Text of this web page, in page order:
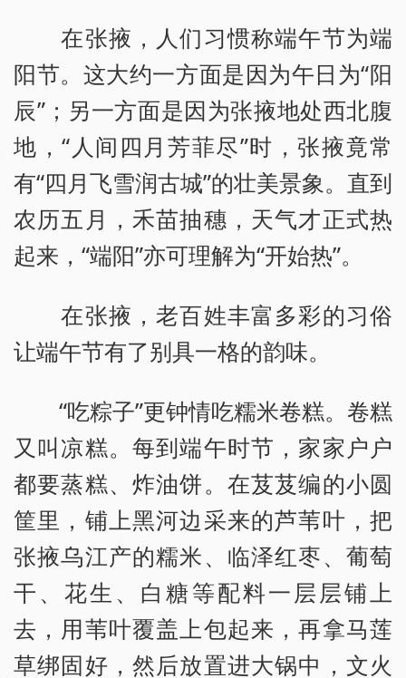
在张掖，人们习惯称端午节为端
阳节。这大约一方面是因为午日为“阳
辰”；另一方面是因为张掖地处西北腹
地，“人间四月芳菲尽”时，张掖竟常
有“四月飞雪润古城”的壮美景象。直到
农历五月，禾苗抽穗，天气才正式热
起来，“端阳”亦可理解为“开始热”。
在张掖，老百姓丰富多彩的习俗
让端午节有了别具一格的韵味。
“吃粽子”更钟情吃糯米卷糕。卷糕
又叫凉糕。每到端午时节，家家户户
都要蒸糕、炸油饼。在芨芨编的小圆
筐里，铺上黑河边采来的芦苇叶，把
张掖乌江产的糯米、临泽红枣、葡萄
干、花生、白糖等配料一层层铺上
去，用苇叶覆盖上包起来，再拿马莲
草绑固好，然后放置进大锅中，文火